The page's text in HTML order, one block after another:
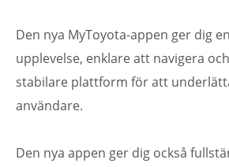
Den nya MyToyota-appen ger dig
upplevelse, enklare att navigera
stabilare plattform för att
användare.
Den nya appen ger dig också